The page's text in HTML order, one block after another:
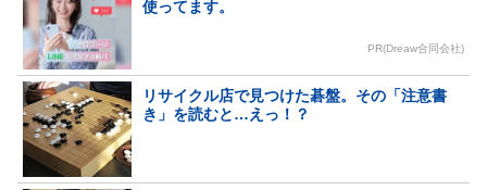
使ってます。
PR(Dreaw合同会社)
リサイクル店で見つけた碁盤。その「注意書
き」を読むと…えっ！？